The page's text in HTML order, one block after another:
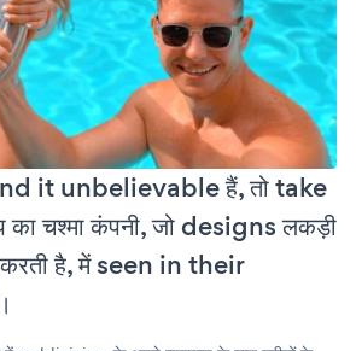
it unbelievable हैं, तो take
चश्मा कंपनी, जो designs लकड़ी
करती है, में seen in their